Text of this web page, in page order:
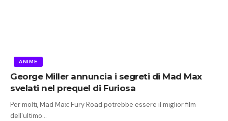
ANIME
George Miller annuncia i segreti di Mad Max
svelati nel prequel di Furiosa
Per molti, Mad Max: Fury Road potrebbe essere il miglior film
dell'ultimo…